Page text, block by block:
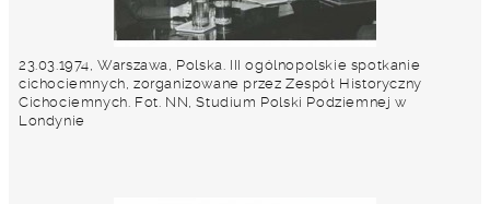
23.03.1974, Warszawa, Polska. III ogólnopolskie spotkanie
cichociemnych, zorganizowane przez Zespół Historyczny
Cichociemnych. Fot. NN, Studium Polski Podziemnej w
Londynie